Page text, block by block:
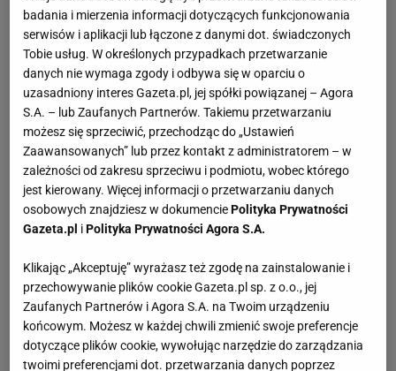
badania i mierzenia informacji dotyczących funkcjonowania
serwisów i aplikacji lub łączone z danymi dot. świadczonych
Tobie usług. W określonych przypadkach przetwarzanie
danych nie wymaga zgody i odbywa się w oparciu o
uzasadniony interes Gazeta.pl, jej spółki powiązanej – Agora
S.A. – lub Zaufanych Partnerów. Takiemu przetwarzaniu
możesz się sprzeciwić, przechodząc do „Ustawień
Zaawansowanych” lub przez kontakt z administratorem – w
zależności od zakresu sprzeciwu i podmiotu, wobec którego
jest kierowany. Więcej informacji o przetwarzaniu danych
osobowych znajdziesz w dokumenciePolityka Prywatności
Gazeta.pl iPolityka Prywatności Agora S.A.
Klikając „Akceptuję” wyrażasz też zgodę na zainstalowanie i
przechowywanie plików cookie Gazeta.pl sp. z o.o., jej
Zaufanych Partnerów i Agora S.A. na Twoim urządzeniu
końcowym. Możesz w każdej chwili zmienić swoje preferencje
dotyczące plików cookie, wywołując narzędzie do zarządzania
twoimi preferencjami dot. przetwarzania danych poprzez